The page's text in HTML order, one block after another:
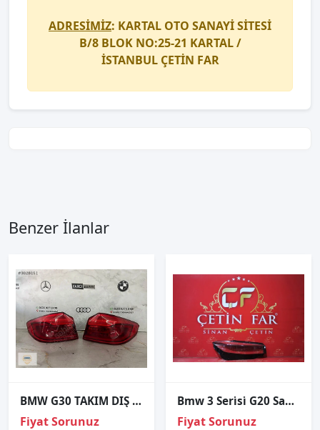
ADRESİMİZ: KARTAL OTO SANAYİ SİTESİ
B/8 BLOK NO:25-21 KARTAL /
İSTANBUL ÇETİN FAR
Benzer İlanlar
BMW G30 TAKIM DIŞ STOP HATASIZ ORJİNAL
Fiyat Sorunuz
Bmw 3 Seri̇si̇ G20 Sağ Far Cami 2021-2022
Fiyat Sorunuz